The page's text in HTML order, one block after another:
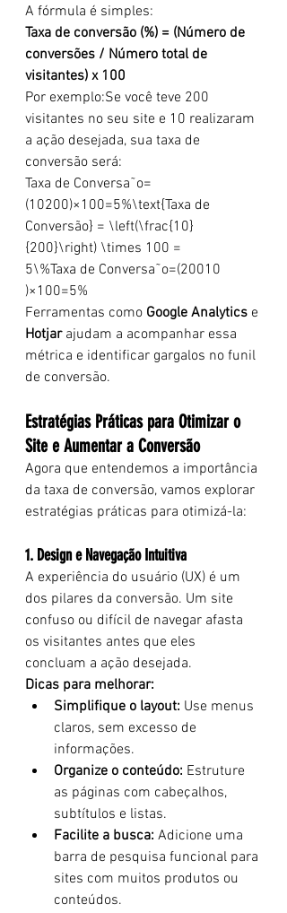
A fórmula é simples:
Taxa de conversão (%) = (Número de
conversões / Número total de
visitantes) x 100
Por exemplo:Se você teve 200
visitantes no seu site e 10 realizaram
a ação desejada, sua taxa de
conversão será:
Taxa de Conversa˜o=
(10200)×100=5%\text{Taxa de
Conversão} = \left(\frac{10}
{200}\right) \times 100 =
5\%Taxa de Conversa˜o=(20010​
)×100=5%
Ferramentas como Google Analytics e
Hotjar ajudam a acompanhar essa
métrica e identificar gargalos no funil
de conversão.
Estratégias Práticas para Otimizar o
Site e Aumentar a Conversão
Agora que entendemos a importância
da taxa de conversão, vamos explorar
estratégias práticas para otimizá-la:
1. Design e Navegação Intuitiva
A experiência do usuário (UX) é um
dos pilares da conversão. Um site
confuso ou difícil de navegar afasta
os visitantes antes que eles
concluam a ação desejada.
Dicas para melhorar:
Simplifique o layout: Use menus
claros, sem excesso de
informações.
Organize o conteúdo: Estruture
as páginas com cabeçalhos,
subtítulos e listas.
Facilite a busca: Adicione uma
barra de pesquisa funcional para
sites com muitos produtos ou
conteúdos.